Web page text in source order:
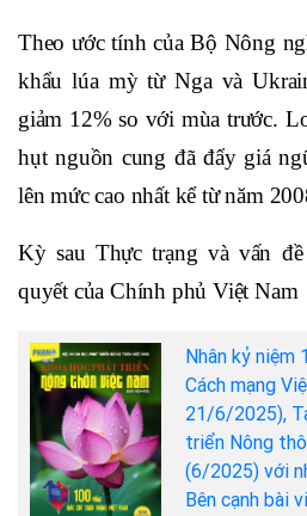
Theo ước tính của Bộ Nông
khẩu lúa mỳ từ Nga và
giảm 12% so với mùa trước.
hụt nguồn cung đã đẩy giá
lên mức cao nhất kể từ năm
Kỳ sau Thực trạng và vấn
quyết của Chính phủ Việt Nam
Nhân kỷ niệm
Cách mạng
21/6/2025),
triển Nông
(6/2025) với
Bên cạnh bài